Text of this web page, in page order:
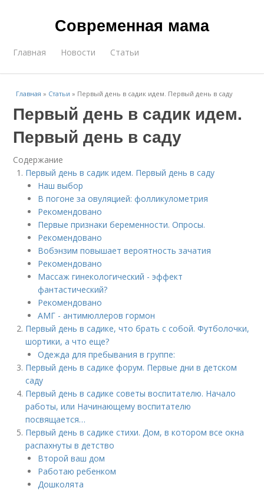
Современная мама
Главная Новости Статьи
Главная » Статьи » Первый день в садик идем. Первый день в саду
Первый день в садик идем.
Первый день в саду
Содержание
Первый день в садик идем. Первый день в саду
Наш выбор
В погоне за овуляцией: фолликулометрия
Рекомендовано
Первые признаки беременности. Опросы.
Рекомендовано
Вобэнзим повышает вероятность зачатия
Рекомендовано
Массаж гинекологический - эффект
фантастический?
Рекомендовано
АМГ - антимюллеров гормон
Первый день в садике, что брать с собой. Футболочки,
шортики, а что еще?
Одежда для пребывания в группе:
Первый день в садике форум. Первые дни в детском
саду
Первый день в садике советы воспитателю. Начало
работы, или Начинающему воспитателю
посвящается…
Первый день в садике стихи. Дом, в котором все окна
распахнуты в детство
Второй ваш дом
Работаю ребенком
Дошколята